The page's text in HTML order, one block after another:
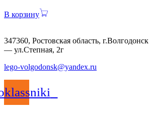
В корзину
347360, Ростовская область, г.Волгодонск
— ул.Степная, 2г
lego-volgodonsk@yandex.ru